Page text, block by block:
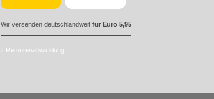
Wir versenden deutschlandweit für Euro 5,95
Retourenabwicklung